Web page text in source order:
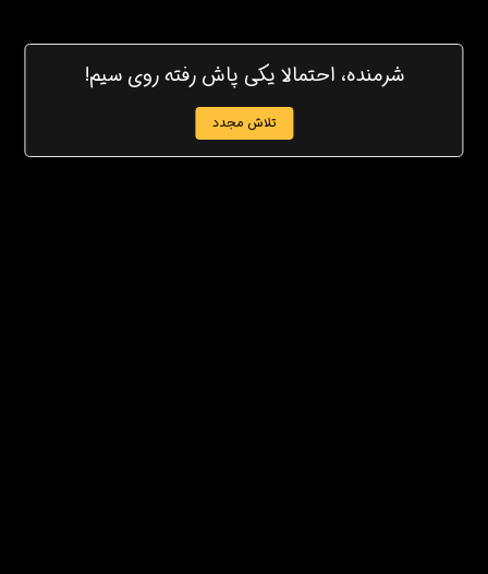
شرمنده، احتمالا یکی پاش رفته روی سیم!
تلاش مجدد